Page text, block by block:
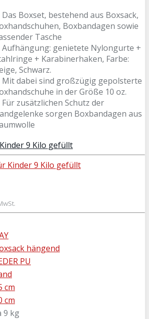
Boxset, bestehend aus Boxsack,
Boxbandagen sowie
Tasche
genietete Nylongurte +
+ Karabinerhaken, Farbe:
Schwarz.
dabei sind großzügig gepolsterte
in der Größe 10 oz.
zusätzlichen Schutz der
sorgen Boxbandagen aus
9 Kilo gefüllt
hängend
PU
cm
cm
9 kg